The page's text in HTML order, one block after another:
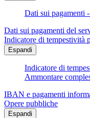
Dati sui pagamenti
Dati sui pagamenti del
Indicatore di tempestività
Espandi
Indicatore di
Ammontare
IBAN e pagamenti
Opere pubbliche
Espandi